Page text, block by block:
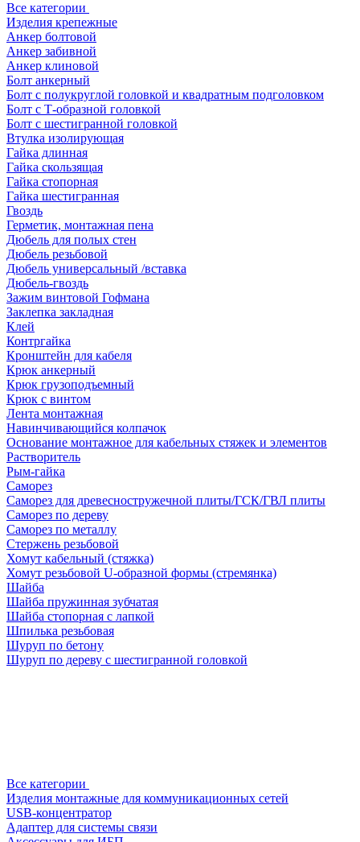
Все категории
Изделия крепежные
Анкер болтовой
Анкер забивной
Анкер клиновой
Болт анкерный
Болт с полукруглой головкой и квадратным подголовком
Болт с Т-образной головкой
Болт с шестигранной головкой
Втулка изолирующая
Гайка длинная
Гайка скользящая
Гайка стопорная
Гайка шестигранная
Гвоздь
Герметик, монтажная пена
Дюбель для полых стен
Дюбель резьбовой
Дюбель универсальный /вставка
Дюбель-гвоздь
Зажим винтовой Гофмана
Заклепка закладная
Клей
Контргайка
Кронштейн для кабеля
Крюк анкерный
Крюк грузоподъемный
Крюк с винтом
Лента монтажная
Навинчивающийся колпачок
Основание монтажное для кабельных стяжек и элементов
Растворитель
Рым-гайка
Саморез
Саморез для древесностружечной плиты/ГСК/ГВЛ плиты
Саморез по дереву
Саморез по металлу
Стержень резьбовой
Хомут кабельный (стяжка)
Хомут резьбовой U-образной формы (стремянка)
Шайба
Шайба пружинная зубчатая
Шайба стопорная с лапкой
Шпилька резьбовая
Шуруп по бетону
Шуруп по дереву с шестигранной головкой
Все категории
Изделия монтажные для коммуникационных сетей
USB-концентратор
Адаптер для системы связи